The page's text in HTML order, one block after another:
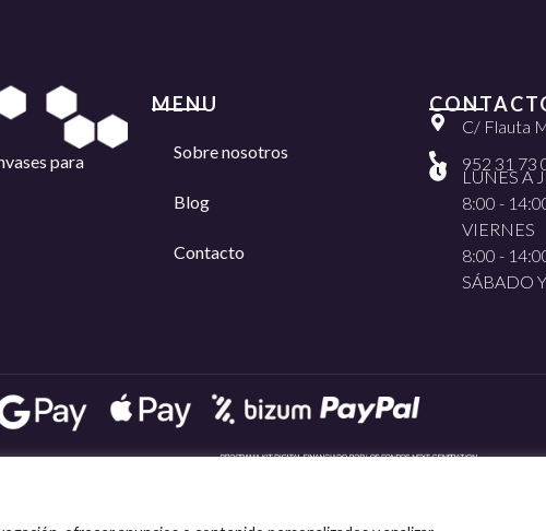
para
MENU
Sobre nosotros
Blog
Contacto
C/ Flauta
952 31 73
LUNES A
8:00 -
VIERNES
8:00 -
SÁBADO